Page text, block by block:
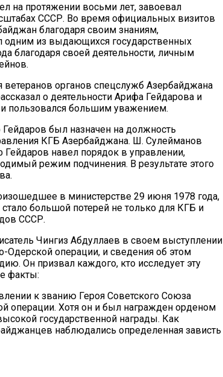
на протяжении восьми лет, завоевал
СССР. Во время официальных визитов
благодаря своим знаниям,
одним из выдающихся государственных
благодаря своей деятельности, личным
органов спецслужб Азербайджана
о деятельности Арифа Гейдарова и
и пользовался большим уважением.
был назначен на должность
КГБ Азербайджана. Ш. Сулейманов
навел порядок в управлении,
режим подчинения. В результате этого
в министерстве 29 июня 1978 года,
большой потерей не только для КГБ и
СССР.
Чингиз Абдуллаев в своем выступлении
Одерской операции, и сведения об этом
Он призвал каждого, кто исследует эту
факты:
к званию Героя Советского Союза
операции. Хотя он и был награжден орденом
государственной награды. Как
наблюдались определенная зависть